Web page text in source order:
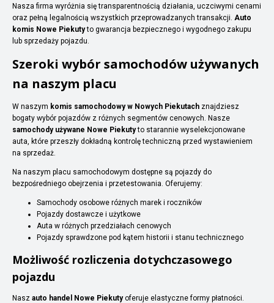
Nasza firma wyróżnia się transparentnością działania, uczciwymi cenami
oraz pełną legalnością wszystkich przeprowadzanych transakcji. Auto
komis Nowe Piekutyto gwarancja bezpiecznego i wygodnego zakupu
lub sprzedaży pojazdu.
Szeroki wybór samochodów używanych
na naszym placu
W naszym komis samochodowy w Nowych Piekutach znajdziesz
bogaty wybór pojazdów z różnych segmentów cenowych. Nasze
samochody używane Nowe Piekutyto starannie wyselekcjonowane
auta, które przeszły dokładną kontrolę techniczną przed wystawieniem
na sprzedaż.
Na naszym placu samochodowym dostępne są pojazdy do
bezpośredniego obejrzenia i przetestowania. Oferujemy:
Samochody osobowe różnych marek i roczników
Pojazdy dostawcze i użytkowe
Auta w różnych przedziałach cenowych
Pojazdy sprawdzone pod kątem historii i stanu technicznego
Możliwość rozliczenia dotychczasowego
pojazdu
Nasz auto handel Nowe Piekutyoferuje elastyczne formy płatności.